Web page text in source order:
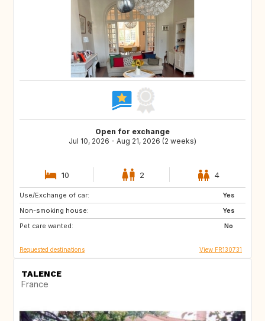
Open for exchange
Jul 10, 2026 - Aug 21, 2026 (2 weeks)
10 2 4
Use/Exchange of car:
Yes
Non-smoking house:
Yes
Pet care wanted:
No
AT
ES
SE
Requested destinations View FR130731
TALENCE
France